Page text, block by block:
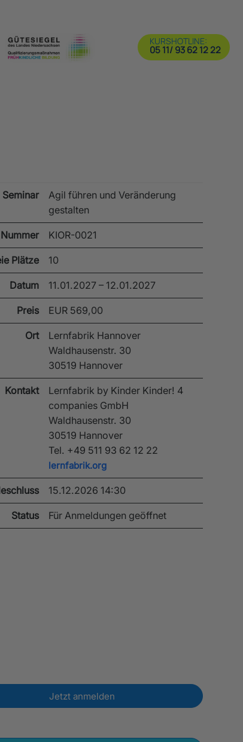
KURSHOTLINE:
05 11/ 93 62 12 22
Seminar
Agil führen und Veränderung
gestalten
Nummer KIOR-0021
Plätze 10
Datum 11.01.2027 – 12.01.2027
Preis EUR 569,00
Ort
Lernfabrik Hannover
Waldhausenstr. 30
30519 Hannover
Kontakt
Lernfabrik by Kinder Kinder! 4
companies GmbH
Waldhausenstr. 30
30519 Hannover
Tel. +49 511 93 62 12 22
lernfabrik.org
15.12.2026 14:30
Status Für Anmeldungen geöffnet
Jetzt anmelden